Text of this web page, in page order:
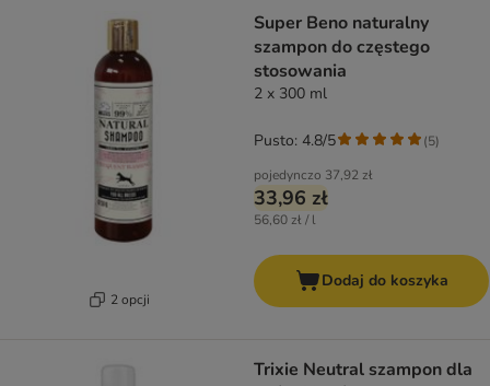
2 opcji
Super Beno naturalny
szampon do częstego
stosowania
2 x 300 ml
pojedynczo 37,92 zł
33,96 zł
56,60 zł / l
Pusto: 4.8/5 (5)
Dodaj do koszyka
Trixie Neutral szampon dla